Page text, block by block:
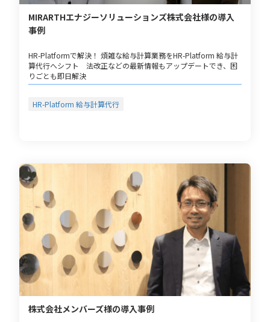
MIRARTHエナジーソリューションズ株式会社様の導入
事例
HR-Platformで解決！ 煩雑な給与計算業務をHR-Platform 給与計
算代行へシフト 法改正などの最新情報もアップデートでき、困
りごとも即日解決
HR-Platform 給与計算代行
株式会社メンバーズ様の導入事例